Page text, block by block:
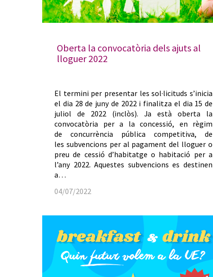
Oberta la convocatòria dels ajuts al
lloguer 2022
El termini per presentar les sol·licituds s’inicia
el dia 28 de juny de 2022 i finalitza el dia 15 de
juliol de 2022 (inclòs). Ja està oberta la
convocatòria per a la concessió, en règim
de concurrència pública competitiva, de
les subvencions per al pagament del lloguer o
preu de cessió d’habitatge o habitació per a
l’any 2022. Aquestes subvencions es destinen
a…
04/07/2022